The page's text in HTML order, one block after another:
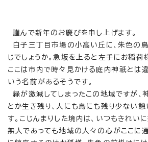
謹んで新年のお慶びを申し上げます。
白子三丁目市場の小高い丘に、朱色の
じでしょうか。急坂を上ると左手にお稲荷
ここは市内で時々見かける庭内神祇とは
いう名前があるそうです。
緑が激減してしまったこの地域ですが、
とか生き残り、人にも鳥にも残り少ない
す。こじんまりした境内は、いつもきれい
無人であっても地域の人々の心がここに